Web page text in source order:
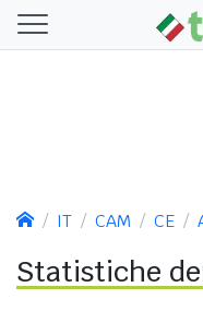
IT CAM CE
Statistiche